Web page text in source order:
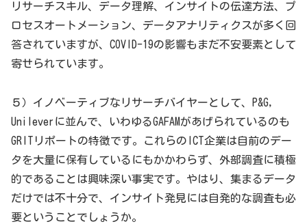
リサーチスキル、データ理解、インサイトの伝達方法、プ
ロセスオートメーション、データアナリティクスが多く回
答されていますが、COVID-19の影響もまだ不安要素として
寄せられています。
５）イノベーティブなリサーチバイヤーとして、P&G,
Unileverに並んで、いわゆるGAFAMがあげられているのも
GRITリポートの特徴です。これらのICT企業は自前のデー
タを大量に保有しているにもかかわらず、外部調査に積極
的であることは興味深い事実です。やはり、集まるデータ
だけでは不十分で、インサイト発見には自発的な調査も必
要ということでしょうか。